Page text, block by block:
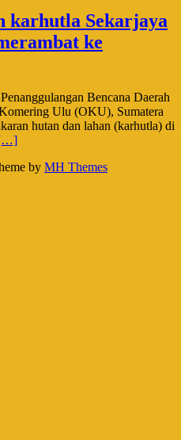
karhutla Sekarjaya
ke
Bencana Daerah
Ulu (OKU), Sumatera
hutan dan lahan (karhutla) di
by MH Themes